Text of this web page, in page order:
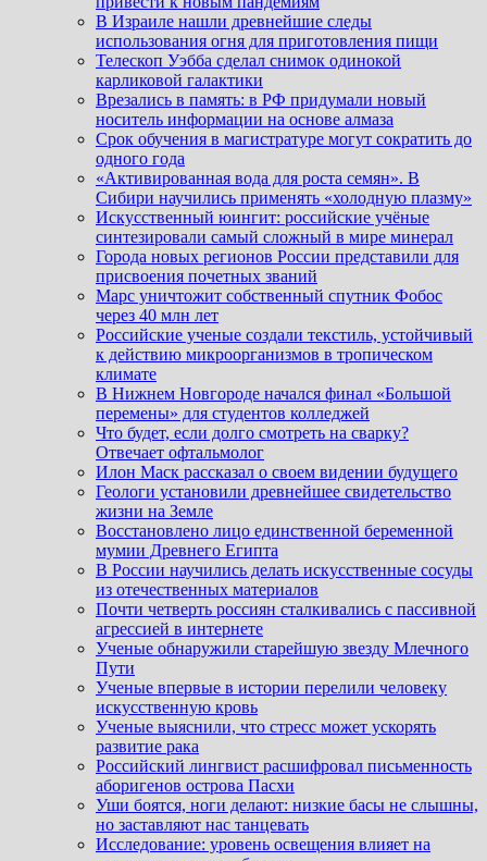
В Израиле нашли древнейшие следы
использования огня для приготовления пищи
Телескоп Уэбба сделал снимок одинокой
карликовой галактики
Врезались в память: в РФ придумали новый
носитель информации на основе алмаза
Срок обучения в магистратуре могут сократить до
одного года
«Активированная вода для роста семян». В
Сибири научились применять «холодную плазму»
Искусственный юингит: российские учёные
синтезировали самый сложный в мире минерал
Города новых регионов России представили для
присвоения почетных званий
Марс уничтожит собственный спутник Фобос
через 40 млн лет
Российские ученые создали текстиль, устойчивый
к действию микроорганизмов в тропическом
климате
В Нижнем Новгороде начался финал «Большой
перемены» для студентов колледжей
Что будет, если долго смотреть на сварку?
Отвечает офтальмолог
Илон Маск рассказал о своем видении будущего
Геологи установили древнейшее свидетельство
жизни на Земле
Восстановлено лицо единственной беременной
мумии Древнего Египта
В России научились делать искусственные сосуды
из отечественных материалов
Почти четверть россиян сталкивались с пассивной
агрессией в интернете
Ученые обнаружили старейшую звезду Млечного
Пути
Ученые впервые в истории перелили человеку
искусственную кровь
Ученые выяснили, что стресс может ускорять
развитие рака
Российский лингвист расшифровал письменность
аборигенов острова Пасхи
Уши боятся, ноги делают: низкие басы не слышны,
но заставляют нас танцевать
Исследование: уровень освещения влияет на